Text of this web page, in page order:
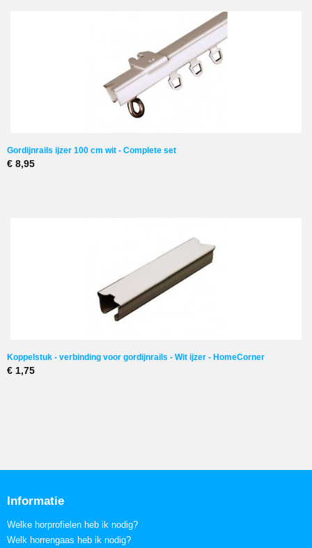
Gordijnrails ijzer 100 cm wit - Complete set
€ 8,95
Koppelstuk - verbinding voor gordijnrails - Wit ijzer - HomeCorner
€ 1,75
Informatie
Welke horprofielen heb ik nodig?
Welk horrengaas heb ik nodig?